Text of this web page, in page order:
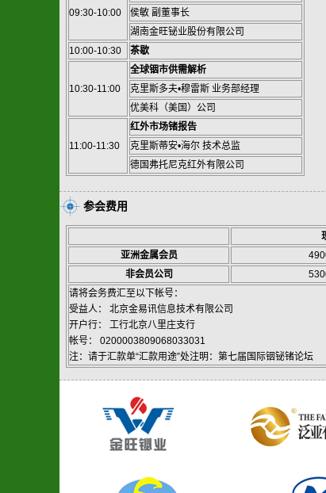
09:30-10:00
侯敏 副董事长
湖南金旺铋业股份有限公司
10:00-10:30
茶歇
10:30-11:00
全球铟市供需解析
克里斯多夫•穆雷斯 业务部经理
优美科（美国）公司
11:00-11:30
红外市场锗报告
克里斯蒂安•海尔 技术总监
德国弗托尼克红外有限公司
参会费用
亚洲金属会员
非会员公司
请将会务费汇至以下帐号：
受益人： 北京金易讯信息技术有限公司
开户行： 工行北京八里庄支行
帐号： 0200003809068033031
注：请于汇款单“汇款用途”处注明：第七届国际铟铋锗论坛